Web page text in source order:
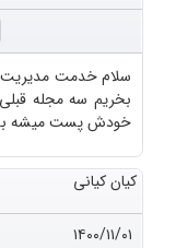
سلام خدمت مدیریت
بخریم سه مجله
خودش پست میشه به
کیان کیانی
۱۴۰۰/۱۱/۰۱